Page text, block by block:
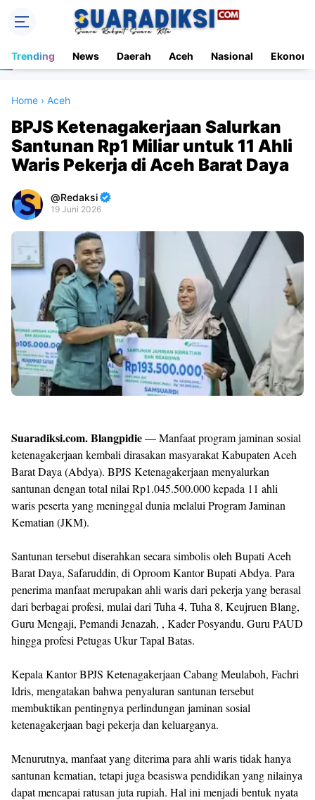
Trending News Daerah Aceh Nasional Ekonomi
Home › Aceh
BPJS Ketenagakerjaan Salurkan
Santunan Rp1 Miliar untuk 11 Ahli
Waris Pekerja di Aceh Barat Daya
Redaksi
19 Juni 2026
Premium
By
Raushan
With
Shroff
Templates
Suaradiksi.com. Blangpidie— Manfaat program jaminan sosial
ketenagakerjaan kembali dirasakan masyarakat Kabupaten Aceh
Barat Daya (Abdya). BPJS Ketenagakerjaan menyalurkan
santunan dengan total nilai Rp1.045.500.000 kepada 11 ahli
waris peserta yang meninggal dunia melalui Program Jaminan
Kematian (JKM).
Santunan tersebut diserahkan secara simbolis oleh Bupati Aceh
Barat Daya, Safaruddin, di Oproom Kantor Bupati Abdya. Para
penerima manfaat merupakan ahli waris dari pekerja yang berasal
dari berbagai profesi, mulai dari Tuha 4, Tuha 8, Keujruen Blang,
Guru Mengaji, Pemandi Jenazah, , Kader Posyandu, Guru PAUD
hingga profesi Petugas Ukur Tapal Batas.
Kepala Kantor BPJS Ketenagakerjaan Cabang Meulaboh, Fachri
Idris, mengatakan bahwa penyaluran santunan tersebut
membuktikan pentingnya perlindungan jaminan sosial
ketenagakerjaan bagi pekerja dan keluarganya.
Menurutnya, manfaat yang diterima para ahli waris tidak hanya
santunan kematian, tetapi juga beasiswa pendidikan yang nilainya
dapat mencapai ratusan juta rupiah. Hal ini menjadi bentuk nyata